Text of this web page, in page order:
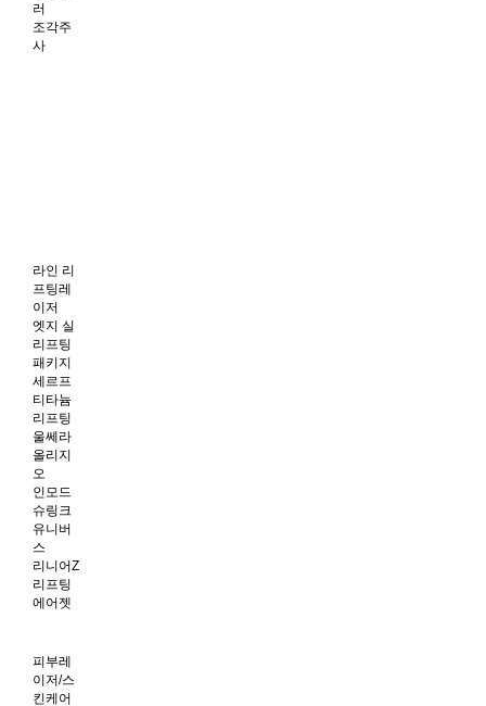
러
조각주
사
라인 리
프팅레
이저
엣지 실
리프팅
패키지
세르프
티타늄
리프팅
울쎄라
올리지
오
인모드
슈링크
유니버
스
리니어Z
리프팅
에어젯
피부레
이저/스
킨케어